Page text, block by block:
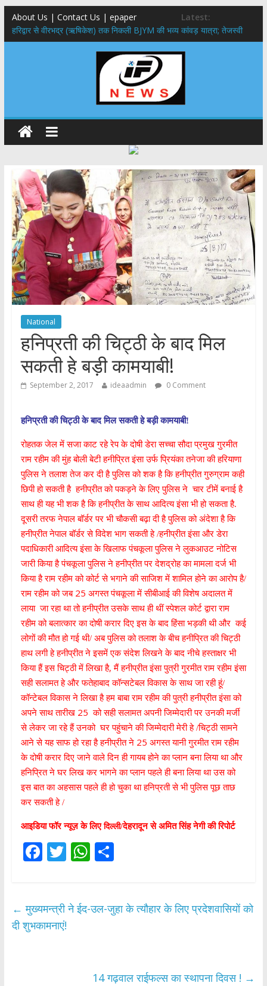
About Us | Contact Us | epaper
Latest:
​हरिद्वार से वीरभद्र (ऋषिकेश) तक निकली BJYM की भव्य कांवड़ यात्रा; तेजस्वी
सूर्या ने की देश व प्रदेशवासियों के कल्याण की कामना
नंदा की चौकी पुल हादसा: PWD के EE, AE और JE निलंबित, सीएम धामी के निर्देश
मुख्यमंत्री ने 9 लाख 87 हजार17 पेंशन लाभार्थियों को कुल 146 करोड़ 32 लाख
राष्ट्रीय हथकरघा दिवस पर मुख्यमंत्री धामी ने उत्कृष्ट बुनकरों और हस्तशिल्प
कारीगरों को किया सम्मानित
​धामी कैबिनेट का बड़ा फैसला: पशुपालकों को 60% तक सब्सिडी, गंगा एक्सप्रेसवे का
हरिद्वार तक होगा विस्तार
National
हनिप्रती की चिट्ठी के बाद मिल
सकती हे बड़ी कामयाबी!
September 2, 2017 ideaadmin 0 Comment
हनिप्रती की चिट्ठी के बाद मिल सकती हे बड़ी कामयाबी!
रोहतक जेल में सजा काट रहे रेप के दोषी डेरा सच्‍चा सौदा प्रमुख गुरमीत
राम रहीम की मुंह बोली बेटी हनीप्रितइंसा उर्फ प्रियंका तनेजा की हरियाणा
पुलिस ने तलाश तेज कर दी है पुलिस को शक है कि हनीप्रीत गुरुग्राम कही
छिपी हो सकती है हनीप्रीत को पकड़ने के लिए पुलिस ने चार टीमें बनाई है
साथ ही यह भी शक है कि हनीप्रीत के साथ आदित्‍य इंसा भी हो सकता है.
दूसरी तरफ नेपाल बॉर्डर पर भी चौकसी बढ़ा दी है पुलिस को अंदेशा है कि
हनीप्रीत नेपाल बॉर्डर से विदेश भाग सकती हे /हनीप्रीत इंसा और डेरा
पदाधिकारी आदित्य इंसा के खिलाफ पंचकूला पुलिस ने लुकआउट नोटिस
जारी किया है पंचकूला पुलिस ने हनीप्रीत पर देशद्रोह का मामला दर्ज भी
किया है राम रहीम को कोर्ट से भगाने की साजिश में शामिल होने का आरोप है/
राम रहीम को जब 25 अगस्त पंचकूला में सीबीआई की विशेष अदालत में
लाया जा रहा था तो हनीप्रीत उसके साथ ही थीं स्पेशल कोर्ट द्वारा राम
रहीम को बलात्कार का दोषी करार दिए इस के बाद हिंसा भड़की थी और कई
लोगों की मौत हो गई थी/ अब पुलिस को तलाश के बीच हनीप्रित की चिट्ठी
हाथ लगी हे हनीप्रीत ने इसमें एक संदेश लिखने के बाद नीचे हस्‍ताक्षर भी
किया हैं इस चिट्ठी में लिखा है,मैं हनीप्रीत इंसा पुत्री गुरमीत राम रहीम इंसा
सही सलामत हे और फतेहाबाद कॉन्‍सटेबल विकास के साथ जा रही हूं/
कॉन्‍टेबल विकास ने लिखा है हम बाबा राम रहीम की पुत्री हनीप्रीत इंसा को
अपने साथ तारीख 25को सही सलामत अपनी जिम्मेदारी पर उनकी मर्जी
से लेकर जा रहे हैं उनको घर पहुंचाने की जिम्मेदारी मेरी हे /चिट्ठी सामने
आने से यह साफ हो रहा है हनीप्रीत ने 25 अगस्त यानी गुरमीत राम रहीम
के दोषी करार दिए जाने वाले दिन ही गायब होने का प्लान बना लिया था और
हनिप्रित ने घर लिख कर भागने का प्लान पहले ही बना लिया था उस को
इस बात का अहसास पहले ही हो चुका था हनिप्रती से भी पुलिस पूछ ताछ
कर सकती हे /
आइडिया फॉर न्यूज़ के लिएदिल्ली/देहरादून से अमित सिंह नेगी की रिपोर्ट
F
b
o
T
er
W
s
S
e
← मुख्यमन्त्री ने ईद-उल-जुहा के त्यौहार के लिए प्रदेशवासियों को
दी शुभकामनाएं!
14 गढ़वाल राईफल्स का स्थापना दिवस ! →